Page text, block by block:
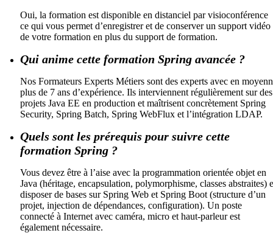
Oui, la formation est disponible en distanciel par visioconférence
ce qui vous permet d’enregistrer et de conserver un support vidéo
de votre formation en plus du support de formation.
Qui anime cette formation Spring avancée ?
Nos Formateurs Experts Métiers sont des experts avec en
plus de 7 ans d’expérience. Ils interviennent régulièrement sur des
projets Java EE en production et maîtrisent concrètement Spring
Security, Spring Batch, Spring WebFlux et l’intégration LDAP.
Quels sont les prérequis pour suivre cette
formation Spring ?
Vous devez être à l’aise avec la programmation orientée objet en
Java (héritage, encapsulation, polymorphisme, classes abstraites)
disposer de bases sur Spring Web et Spring Boot (structure d’un
projet, injection de dépendances, configuration). Un poste
connecté à Internet avec caméra, micro et haut-parleur est
également nécessaire.